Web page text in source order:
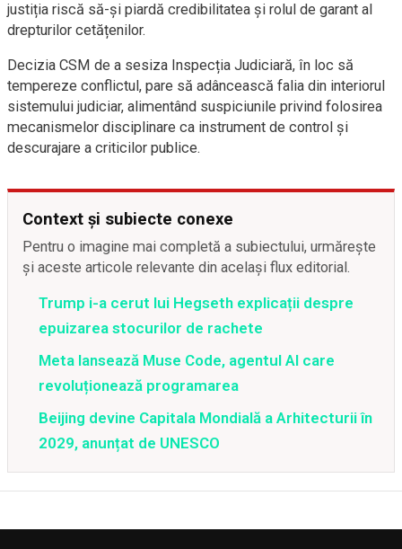
justiția riscă să-și piardă credibilitatea și rolul de garant al
drepturilor cetățenilor.
Decizia CSM de a sesiza Inspecția Judiciară, în loc să
tempereze conflictul, pare să adâncească falia din interiorul
sistemului judiciar, alimentând suspiciunile privind folosirea
mecanismelor disciplinare ca instrument de control și
descurajare a criticilor publice.
Context și subiecte conexe
Pentru o imagine mai completă a subiectului, urmărește
și aceste articole relevante din același flux editorial.
Trump i-a cerut lui Hegseth explicații despre
epuizarea stocurilor de rachete
Meta lansează Muse Code, agentul AI care
revoluționează programarea
Beijing devine Capitala Mondială a Arhitecturii în
2029, anunțat de UNESCO